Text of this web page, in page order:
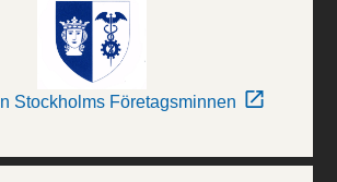
Stockholms Företagsminnen